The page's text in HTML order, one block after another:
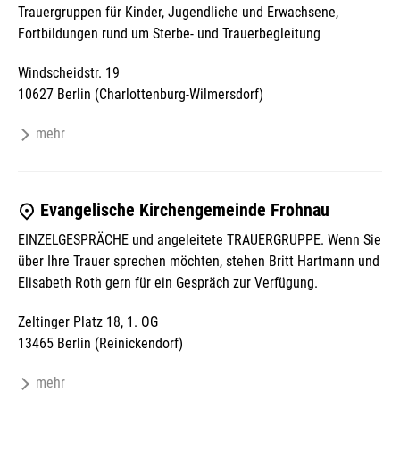
Trauergruppen für Kinder, Jugendliche und Erwachsene,
Fortbildungen rund um Sterbe- und Trauerbegleitung
Windscheidstr. 19
10627 Berlin (Charlottenburg-Wilmersdorf)
mehr
Evangelische Kirchengemeinde Frohnau
EINZELGESPRÄCHE und angeleitete TRAUERGRUPPE. Wenn Sie
über Ihre Trauer sprechen möchten, stehen Britt Hartmann und
Elisabeth Roth gern für ein Gespräch zur Verfügung.
Zeltinger Platz 18, 1. OG
13465 Berlin (Reinickendorf)
mehr